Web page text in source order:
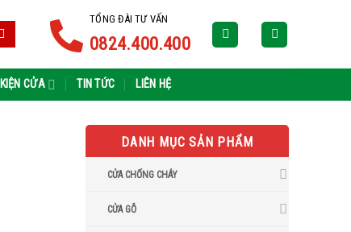
TỔNG ĐÀI TƯ VẤN
0824.400.400
CỬA TIN TỨC LIÊN HỆ
DANH MỤC SẢN PHẨM
CỬA CHỐNG CHÁY
CỬA GỖ